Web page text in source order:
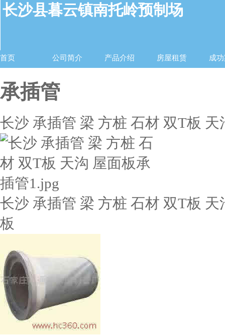
长沙县暮云镇南托岭预制场
首页 公司简介 产品介绍 房屋租赁 成
承插管
长沙 承插管 梁 方桩 石材 双T板 天
长沙 承插管 梁 方桩 石材 双T板
板